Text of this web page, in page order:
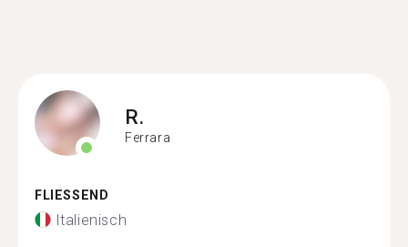
R.
Ferrara
FLIESSEND
Italienisch